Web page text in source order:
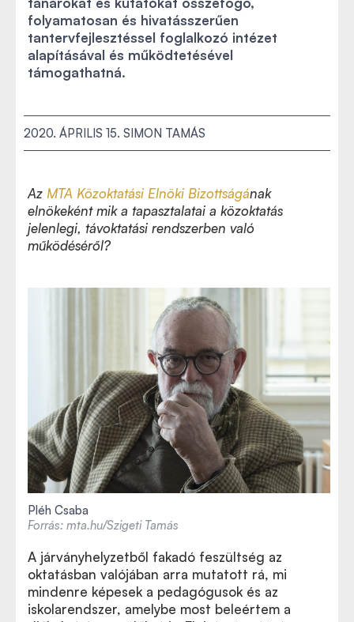
folyamatosan és hivatásszerűen
tantervfejlesztéssel foglalkozó intézet
alapításával és működtetésével
támogathatná.
2020. ÁPRILIS 15. SIMON TAMÁS
Az MTA Közoktatási Elnöki Bizottságának
elnökeként mik a tapasztalatai a közoktatás
jelenlegi, távoktatási rendszerben való
működéséről?
Pléh Csaba
Forrás: mta.hu/Szigeti Tamás
A járványhelyzetből fakadó feszültség az
oktatásban valójában arra mutatott rá, mi
mindenre képesek a pedagógusok és az
iskolarendszer, amelybe most beleértem a